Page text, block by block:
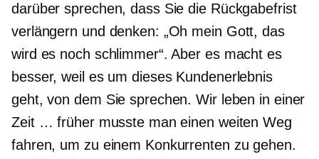
darüber sprechen, dass Sie die Rückgabefrist
verlängern und denken: „Oh mein Gott, das
wird es noch schlimmer“. Aber es macht es
besser, weil es um dieses Kundenerlebnis
geht, von dem Sie sprechen. Wir leben in einer
Zeit … früher musste man einen weiten Weg
fahren, um zu einem Konkurrenten zu gehen.